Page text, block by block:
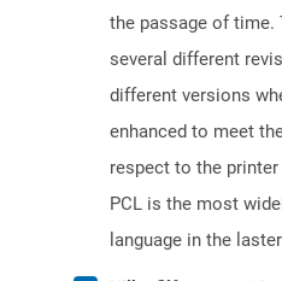
the passage of time.
several different
different versions
enhanced to meet
respect to the
PCL is the most
language in the